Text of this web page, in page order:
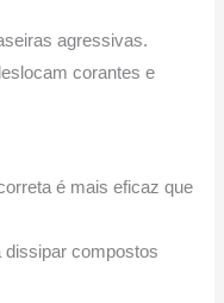
agressivas.
corantes e
é mais eficaz que
dissipar compostos